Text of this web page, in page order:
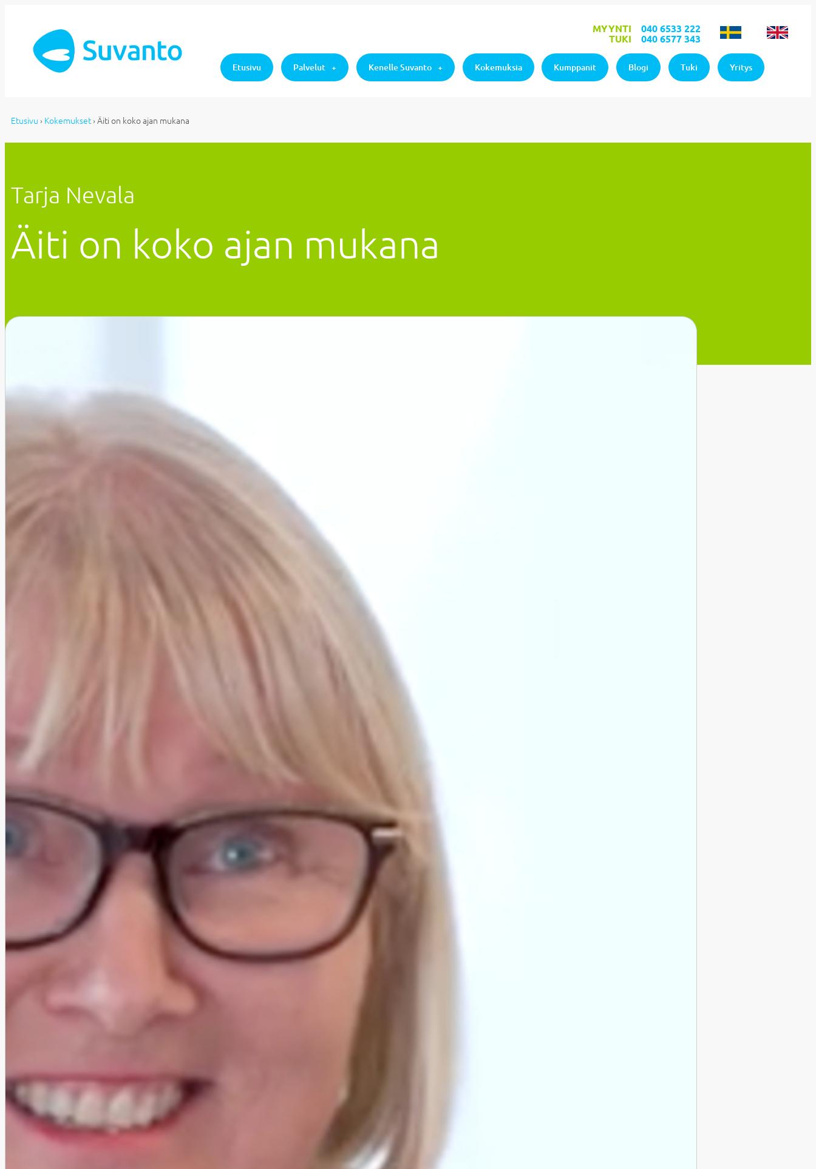
MYYNTI040 6533 222
TUKI040 6577 343
Etusivu Palvelut Kenelle Suvanto Kokemuksia Kumppanit Blogi Tuki Yritys
Etusivu › Kokemukset › Äiti on koko ajan mukana
Tarja Nevala
Äiti on koko ajan mukana